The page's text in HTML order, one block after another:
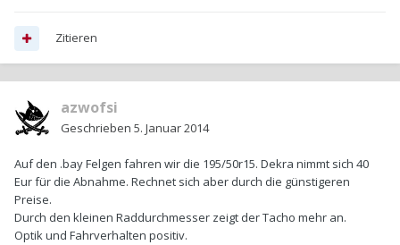
Zitieren
azwofsi
Geschrieben 5. Januar 2014
Auf den .bay Felgen fahren wir die 195/50r15. Dekra nimmt sich 40
Eur für die Abnahme. Rechnet sich aber durch die günstigeren
Preise.
Durch den kleinen Raddurchmesser zeigt der Tacho mehr an.
Optik und Fahrverhalten positiv.